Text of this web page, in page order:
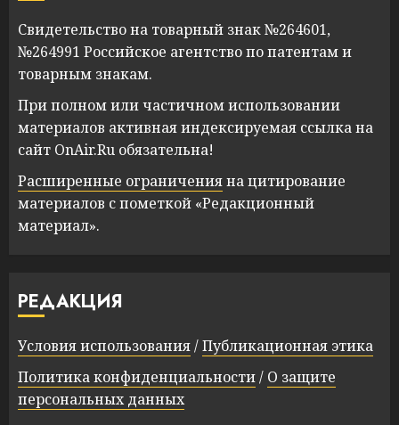
Свидетельство на товарный знак №264601,
№264991 Российское агентство по патентам и
товарным знакам.
При полном или частичном использовании
материалов активная индексируемая ссылка на
сайт OnAir.Ru обязательна!
Расширенные ограниченияна цитирование
материалов с пометкой «Редакционный
материал».
РЕДАКЦИЯ
Условия использования/Публикационная этика
Политика конфиденциальности/ О защите
персональных данных